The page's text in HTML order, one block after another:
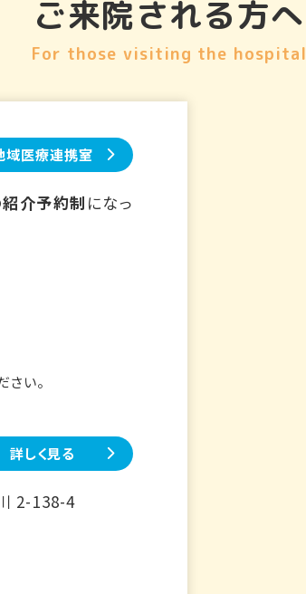
ご来院される方へ
For those visiting the hospital
域医療連携室
紹介予約制 になっ
さい。
詳しく見る
2-138-4